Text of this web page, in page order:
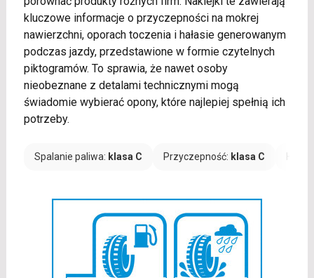
kluczowe informacje o przyczepności na mokrej
nawierzchni, oporach toczenia i hałasie generowanym
podczas jazdy, przedstawione w formie czytelnych
piktogramów. To sprawia, że nawet osoby
nieobeznane z detalami technicznymi mogą
świadomie wybierać opony, które najlepiej spełnią ich
potrzeby.
Spalanie paliwa: klasa C Przyczepność: klasa C